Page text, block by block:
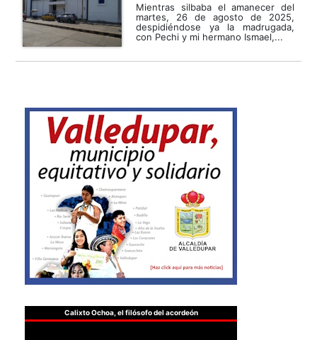
Mientras silbaba el amanecer del
martes, 26 de agosto de 2025,
despidiéndose ya la madrugada,
con Pechi y mi hermano Ismael,...
Calixto Ochoa, el filósofo del acordeón